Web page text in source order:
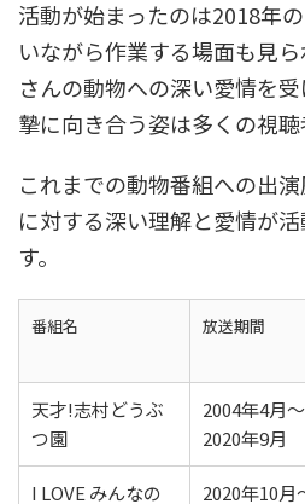
活動が始まったのは2018年
いながら作業する場面も見
さんの動物への深い愛情を
摯に向き合う姿は多くの視聴
これまでの動物番組への出
に対する深い理解と愛情が
す。
番組名 放送期間
天才!志村どうぶ
つ園
2004年4月～
2020年9月
I LOVE みんなの
2020年10月